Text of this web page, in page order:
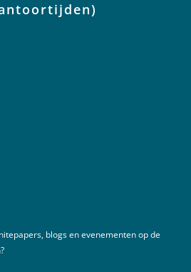
blogs en evenementen op de